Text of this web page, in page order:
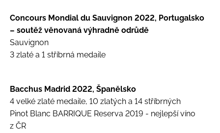
Concours Mondial du Sauvignon 2022, Portugalsko
– soutěž věnovaná výhradně odrůdě
Sauvignon
3 zlaté a 1 stříbrná medaile
Bacchus Madrid 2022, Španělsko
4 velké zlaté medaile, 10 zlatých a 14 stříbrných
Pinot Blanc BARRIQUE Reserva 2019 - nejlepší víno
z ČR